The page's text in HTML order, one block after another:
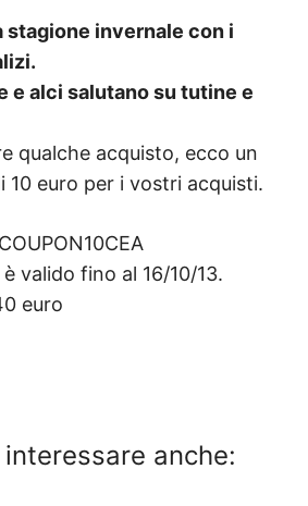
stagione invernale con i
e alci salutano su tutine e
qualche acquisto, ecco un
10 euro per i vostri acquisti.
valido fino al 16/10/13.
euro
anche: